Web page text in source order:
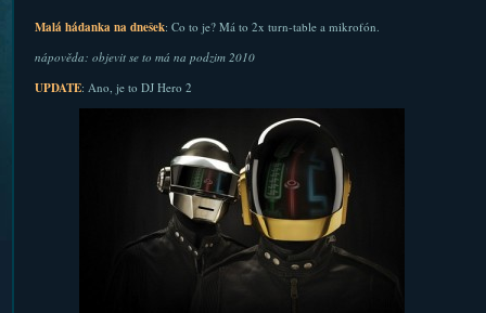
Malá hádanka na dnešek: Co to je? Má to 2x turn-table a mikrofón.
nápověda: objevit se to má na podzim 2010
UPDATE: Ano, je to DJ Hero 2